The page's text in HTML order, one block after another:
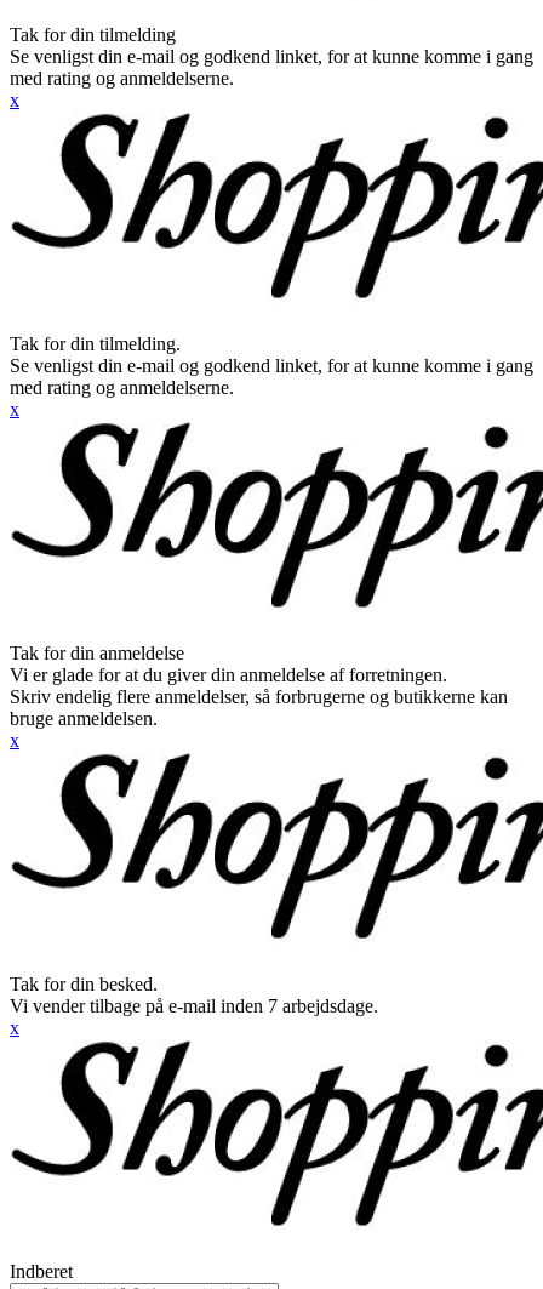
Tak for din tilmelding
Se venligst din e-mail og godkend linket, for at kunne komme i gang
med rating og anmeldelserne.
x
Tak for din tilmelding.
Se venligst din e-mail og godkend linket, for at kunne komme i gang
med rating og anmeldelserne.
x
Tak for din anmeldelse
Vi er glade for at du giver din anmeldelse af forretningen.
Skriv endelig flere anmeldelser, så forbrugerne og butikkerne kan
bruge anmeldelsen.
x
Tak for din besked.
Vi vender tilbage på e-mail inden 7 arbejdsdage.
x
Indberet